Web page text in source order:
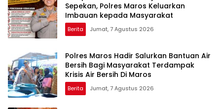
Sepekan, Polres Maros Keluarkan
Imbauan kepada Masyarakat
Berita Jumat, 7 Agustus 2026
Polres Maros Hadir Salurkan Bantuan Air
Bersih Bagi Masyarakat Terdampak
Krisis Air Bersih Di Maros
Berita Jumat, 7 Agustus 2026